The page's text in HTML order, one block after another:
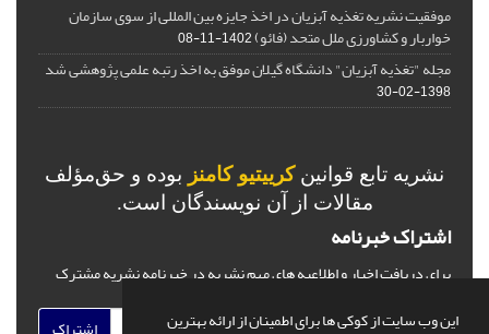
این وب سایت از کوکی ها برای اطمینان از ارائه بهترین
موفقیت نشریه تغذیه آبزیان در اخذ جایزه بین المللی از سوی سازمان
خواربار و کشاورزی ملل متحد (فائو)1402-11-08
مجله "تغذیه آبزیان" دانشگاه گیلان موفق به اخذ رتبه علمی پژوهشی شد
1398-02-30
نشریه تابع قوانینکرییتیو کامنز بوده و حق‌مؤلف
مقالات از آن نویسندگان است.
اشتراک خبرنامه
برای دریافت اخبار و اطلاعیه های مهم نشریه در خبرنامه نشریه مشترک